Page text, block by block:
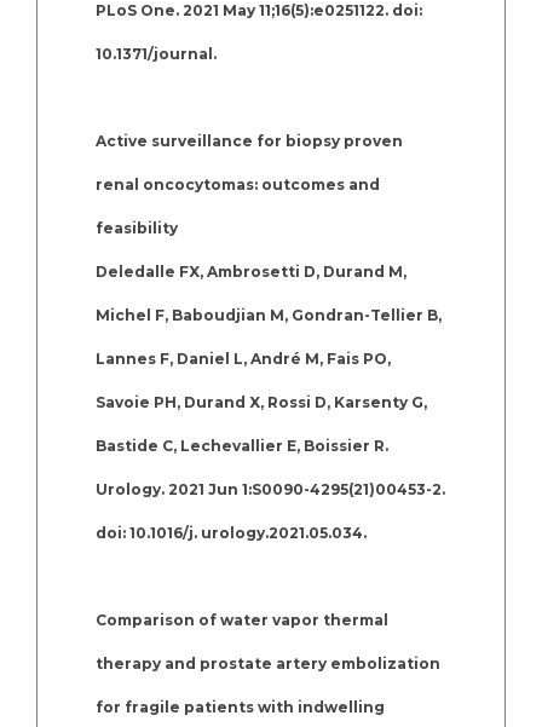
PLoS One. 2021 May 11;16(5):e0251122. doi:
10.1371/journal.
Active surveillance for biopsy proven
renal oncocytomas: outcomes and
feasibility
Deledalle FX, Ambrosetti D, Durand M,
Michel F, Baboudjian M, Gondran-Tellier B,
Lannes F, Daniel L, André M, Fais PO,
Savoie PH, Durand X, Rossi D, Karsenty G,
Bastide C, Lechevallier E, Boissier R.
Urology. 2021 Jun 1:S0090-4295(21)00453-2.
doi: 10.1016/j. urology.2021.05.034.
Comparison of water vapor thermal
therapy and prostate artery embolization
for fragile patients with indwelling